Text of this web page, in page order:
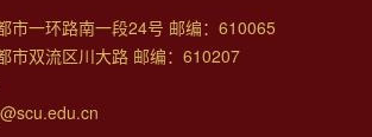
市一环路南一段24号 邮编：610065
市双流区川大路 邮编：610207